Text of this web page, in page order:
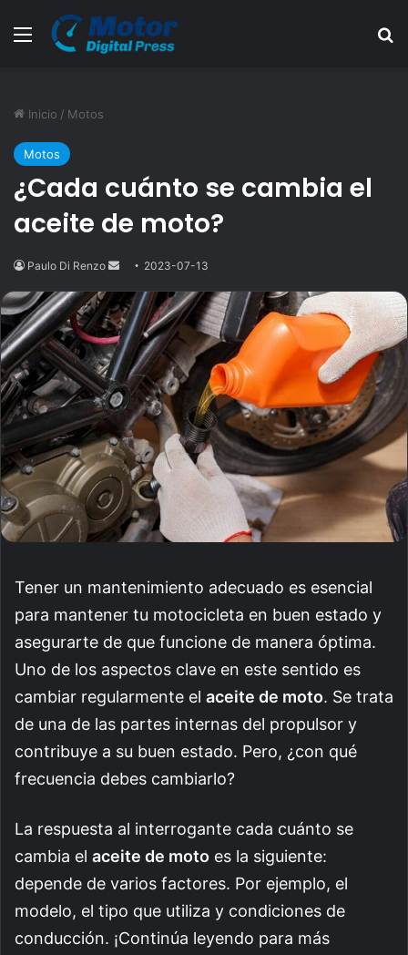
Menú
Inicio / Motos
Motos
¿Cada cuánto se cambia el
aceite de moto?
Paulo Di Renzo
Send
email
2023-07-13
Tener un mantenimiento adecuado es esencial
para mantener tu motocicleta en buen estado y
asegurarte de que funcione de manera óptima.
Uno de los aspectos clave en este sentido es
cambiar regularmente el aceite de moto. Se trata
de una de las partes internas del propulsor y
contribuye a su buen estado. Pero, ¿con qué
frecuencia debes cambiarlo?
La respuesta al interrogante cada cuánto se
cambia el aceite de moto es la siguiente:
depende de varios factores. Por ejemplo, el
modelo, el tipo que utiliza y condiciones de
conducción. ¡Continúa leyendo para más